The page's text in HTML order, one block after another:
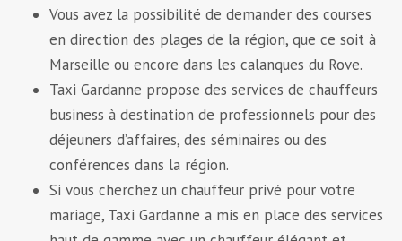
Vous avez la possibilité de demander des courses
en direction des plages de la région, que ce soit à
Marseille ou encore dans les calanques du Rove.
Taxi Gardanne propose des services de chauffeurs
business à destination de professionnels pour des
déjeuners d’affaires, des séminaires ou des
conférences dans la région.
Si vous cherchez un chauffeur privé pour votre
mariage, Taxi Gardanne a mis en place des services